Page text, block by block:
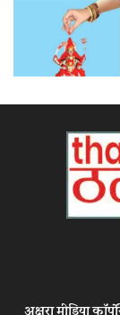
अक्षरा मीडिया